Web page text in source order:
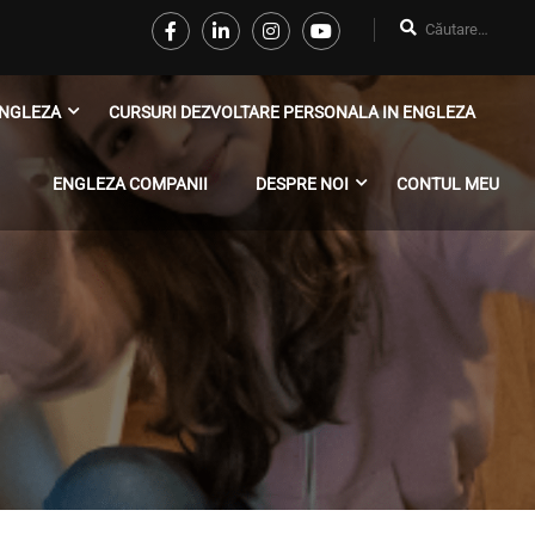
CURSURI DEZVOLTARE PERSONALA IN ENGLEZA
ENGLEZA COMPANII DESPRE NOI CONTUL MEU